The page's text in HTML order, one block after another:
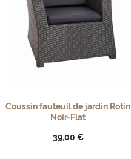
Coussin fauteuil de jardin Rotin
Noir-Flat
39,00 €